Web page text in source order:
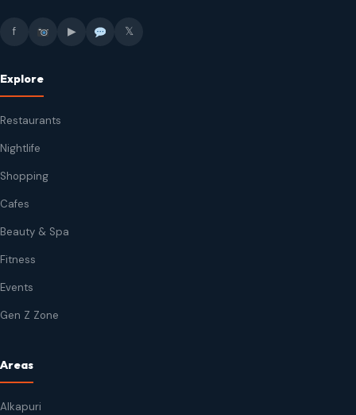
f ▶ 𝕏
Explore
Restaurants
Nightlife
Shopping
Cafes
Beauty & Spa
Fitness
Events
Gen Z Zone
Areas
Alkapuri